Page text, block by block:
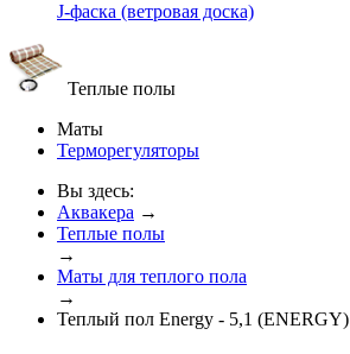
J-фаска (ветровая доска)
Теплые полы
Маты
Терморегуляторы
Вы здесь:
Аквакера →
Теплые полы
→
Маты для теплого пола
→
Теплый пол Energy - 5,1 (ENERGY)